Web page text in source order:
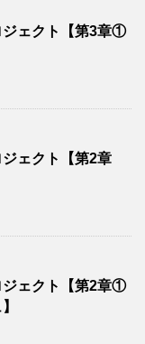
ジェクト【第3章①
ェクト【第2章
ジェクト【第2章①